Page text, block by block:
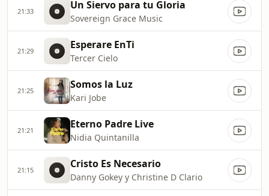
21:33 Un Siervo para tu Gloria
Sovereign Grace Music
21:29 Esperare EnTi
Tercer Cielo
21:25 Somos la Luz
Kari Jobe
21:21 Eterno Padre Live
Nidia Quintanilla
21:15 Cristo Es Necesario
Danny Gokey y Christine D Clario